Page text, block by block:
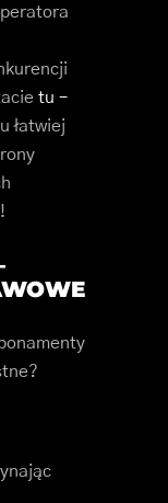
tu –
łatwiej